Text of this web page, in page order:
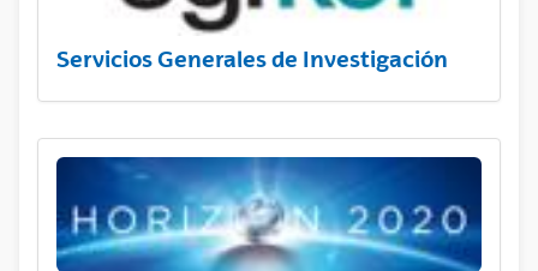
Servicios Generales de Investigación